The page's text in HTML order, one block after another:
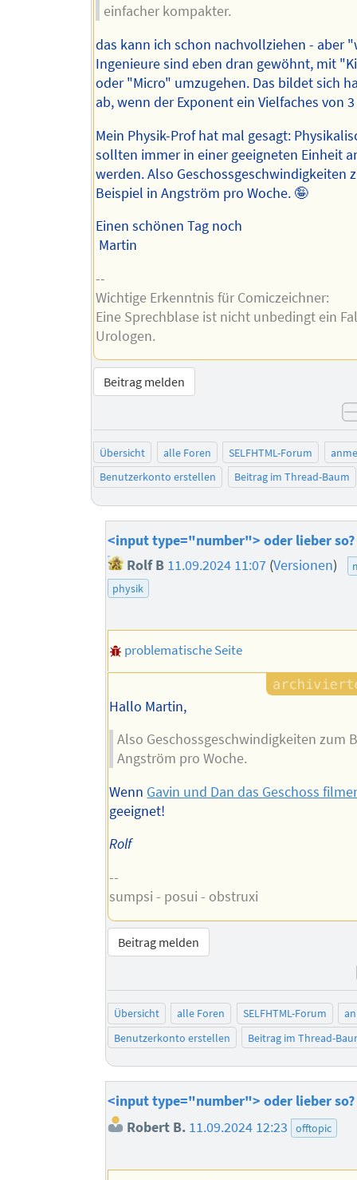
einfacher kompakter.
das kann ich schon nachvollziehen - aber
Ingenieure sind eben dran gewöhnt, mit
oder "Micro" umzugehen. Das bildet sich
ab, wenn der Exponent ein Vielfaches von
Mein Physik-Prof hat mal gesagt:
sollten immer in einer geeigneten Einheit
werden. Also Geschossgeschwindigkeiten
Beispiel in Angström pro Woche. 🤪
Einen schönen Tag noch
Martin
--
Wichtige Erkenntnis für Comiczeichner:
Eine Sprechblase ist nicht unbedingt ein
Urologen.
Beitrag melden
Übersicht alle Foren SELFHTML-Forum
Benutzerkonto erstellen
Beitrag im Thread-Baum
<input type="number"> oder lieber so?
Rolf B 11.09.2024 11:07 (Versionen)
physik
problematische Seite
Hallo Martin,
Also Geschossgeschwindigkeiten zum
Angström pro Woche.
Wenn Gavin und Dan das Geschoss
geeignet!
Rolf
--
sumpsi - posui - obstruxi
Beitrag melden
Übersicht alle Foren SELFHTML-Forum
Benutzerkonto erstellen
Beitrag im Thread-
<input type="number"> oder lieber so?
Robert B. 11.09.2024 12:23 offtopic